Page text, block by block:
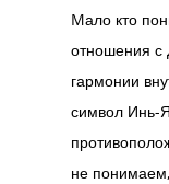
Mало кто
отношения с
гармонии
символ Инь-
не